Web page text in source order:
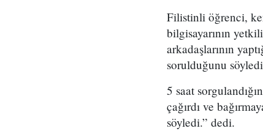
Filistinli öğrenci,
bilgisayarının
arkadaşlarının
sorulduğunu
5 saat
çağırdı ve
söyledi.” dedi.